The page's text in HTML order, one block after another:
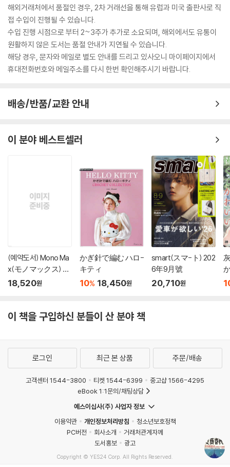
해외거래처에서 품절인 경우, 2차 거래선을 통해 유럽과 미국 출판사로 직
접 수입이 진행될 수 있습니다.
수입 진행 시점으로 부터 2~3주가 추가로 소요되며, 해외에서도 유통이
원활하지 않은 도서는 품절 안내가 지연될 수 있습니다.
해당 경우, 문자와 메일로 별도 안내를 드리고 있사오니 마이페이지에서
휴대전화번호와 메일주소를 다시 한번 확인해주시기 바랍니다.
배송/반품/교환 안내
이 분야 베스트셀러
(예약도서) Mono Ma
x(モノマックス) 20
26年10月號
18,520원
かぎ針で編む ハロ-
キティ
10% 18,450원
smart(スマ-ト) 202
6年9月號
20,710원
이 책을 구입하신 분들이 산 분야 책
로그인 최근 본 상품 주문/배송
고객센터 1544-3800 티켓 1544-6399
중고샵 1566-4295
eBook 1:1문의/채팅상담
예스이십사(주) 사업자 정보
이용약관
개인정보처리방침
청소년보호정책
PC버전
회사소개
거래처관계자께
도서홍보
광고
Copyright © YES24 Corp. All Rights Reserved.